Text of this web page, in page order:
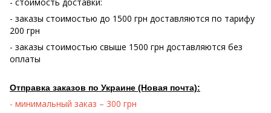
- заказы стоимостью до 1500 грн доставляются по тарифу
200 грн
- заказы стоимостью свыше 1500 грн доставляются без
оплаты
Отправка заказов по Украине (Новая почта):
- минимальный заказ – 300 грн